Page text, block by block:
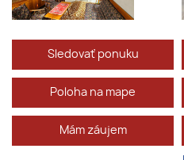
Sledovať ponuku
Poloha na mape
Mám záujem